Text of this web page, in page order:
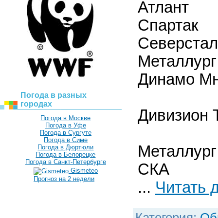
Погода в разных
городах
Погода в Москве
Погода в Уфе
Погода в Сургуте
Погода в Симе
Погода в Дюртюли
Погода в Белорецке
Погода в Санкт-Петербурге
Gismeteo
Прогноз на 2 недели
Атлант
Cпартак
Динамо
Дивизион
СКА 31
... Читать